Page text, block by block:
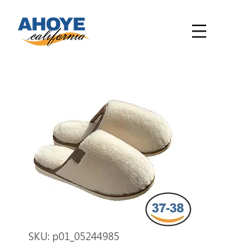
SKU: p01_05244985